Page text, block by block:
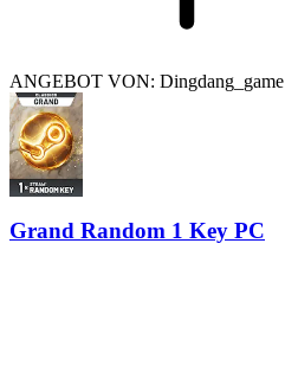
ANGEBOT VON: Dingdang_game
Grand Random 1 Key PC